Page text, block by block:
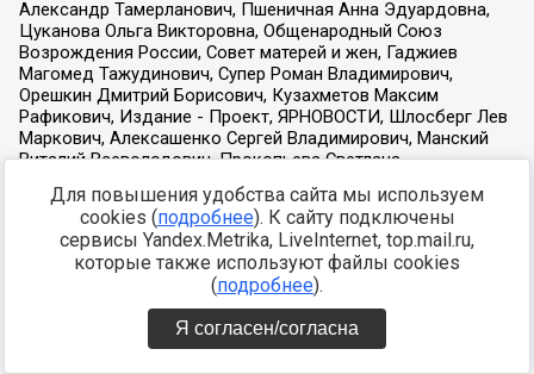
Для повышения удобства сайта мы используем
cookies (подробнее). К сайту подключены
сервисы Yandex.Metrika, LiveInternet, top.mail.ru,
которые также используют файлы cookies
(подробнее).
Я согласен/согласна